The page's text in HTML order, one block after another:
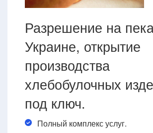
Разрешение на
Украине, открытие
производства
хлебобулочных
под ключ.
Полный комплекс услуг.